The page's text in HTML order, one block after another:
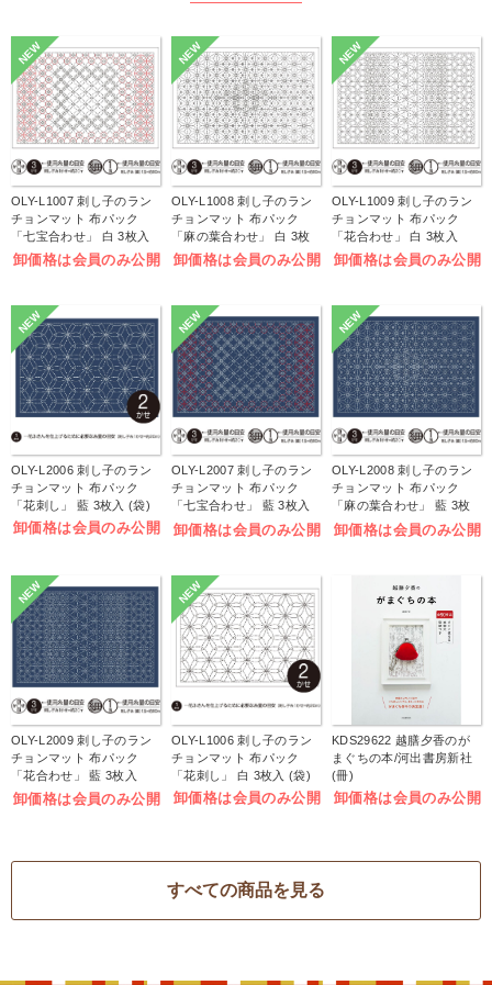
NEW
OLY-L1007 刺し子のラン
チョンマット 布パック
「七宝合わせ」 白 3枚入
(袋)
卸価格は会員のみ公開
NEW
OLY-L1008 刺し子のラン
チョンマット 布パック
「麻の葉合わせ」 白 3枚
入 (袋)
卸価格は会員のみ公開
NEW
OLY-L1009 刺し子のラン
チョンマット 布パック
「花合わせ」 白 3枚入
(袋)
卸価格は会員のみ公開
NEW
OLY-L2006 刺し子のラン
チョンマット 布パック
「花刺し」 藍 3枚入 (袋)
卸価格は会員のみ公開
NEW
OLY-L2007 刺し子のラン
チョンマット 布パック
「七宝合わせ」 藍 3枚入
(袋)
卸価格は会員のみ公開
NEW
OLY-L2008 刺し子のラン
チョンマット 布パック
「麻の葉合わせ」 藍 3枚
入 (袋)
卸価格は会員のみ公開
NEW
OLY-L2009 刺し子のラン
チョンマット 布パック
「花合わせ」 藍 3枚入
(袋)
卸価格は会員のみ公開
NEW
OLY-L1006 刺し子のラン
チョンマット 布パック
「花刺し」 白 3枚入 (袋)
卸価格は会員のみ公開
KDS29622 越膳夕香のが
まぐちの本/河出書房新社
(冊)
卸価格は会員のみ公開
すべての商品を見る